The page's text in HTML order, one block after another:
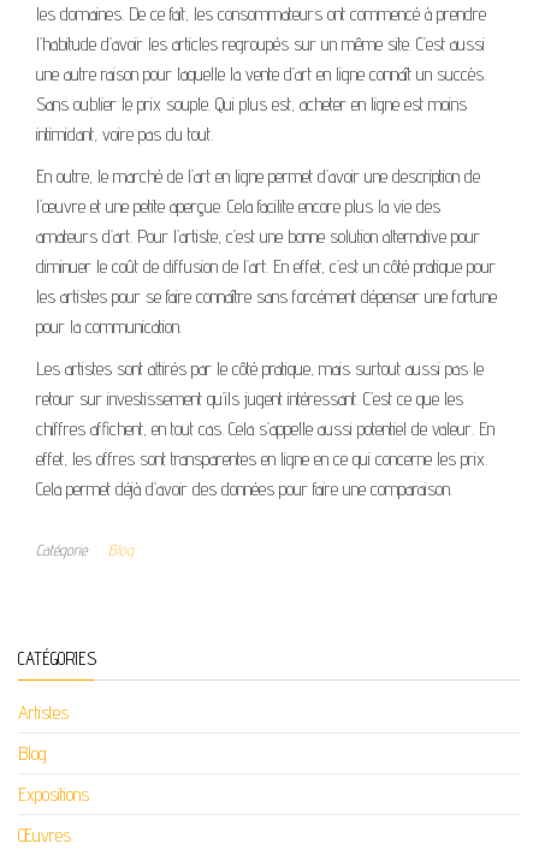
les domaines. De ce fait, les consommateurs ont commencé à prendre
l’habitude d’avoir les articles regroupés sur un même site. C’est aussi
une autre raison pour laquelle la vente d’art en ligne connaît un succès.
Sans oublier le prix souple. Qui plus est, acheter en ligne est moins
intimidant, voire pas du tout.
En outre, le marché de l’art en ligne permet d’avoir une description de
l’œuvre et une petite aperçue. Cela facilite encore plus la vie des
amateurs d’art. Pour l’artiste, c’est une bonne solution alternative pour
diminuer le coût de diffusion de l’art. En effet, c’est un côté pratique pour
les artistes pour se faire connaître sans forcément dépenser une fortune
pour la communication.
Les artistes sont attirés par le côté pratique, mais surtout aussi pas le
retour sur investissement qu’ils jugent intéressant. C’est ce que les
chiffres affichent, en tout cas. Cela s’appelle aussi potentiel de valeur. En
effet, les offres sont transparentes en ligne en ce qui concerne les prix.
Cela permet déjà d’avoir des données pour faire une comparaison.
Catégorie Blog
CATÉGORIES
Artistes
Blog
Expositions
Œuvres